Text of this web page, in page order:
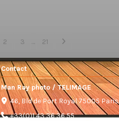
2 3 … 21
Contact
Man Ray photo / TELIMAGE
46, Bld de Port Royal 75005 Paris
+33(0)1 43 36 36 55